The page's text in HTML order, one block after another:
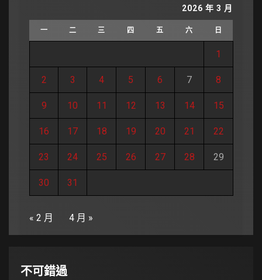
2026 年 3 月
一 二 三 四 五 六 日
1
2 3 4 5 6 7 8
9 10 11 12 13 14 15
16 17 18 19 20 21 22
23 24 25 26 27 28 29
30 31
« 2 月 4 月 »
不可錯過